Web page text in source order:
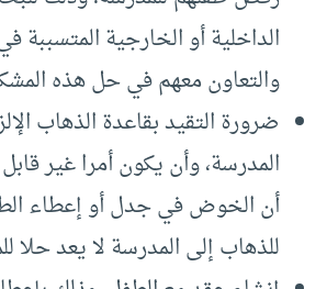
الداخلية أو الخارجية المتسببة
والتعاون معهم في حل هذه
ضرورة التقيد بقاعدة الذهاب
المدرسة، وأن يكون أمرا غير
أن الخوض في جدل أو إعطاء
للذهاب إلى المدرسة لا يعد حلا